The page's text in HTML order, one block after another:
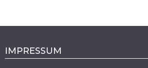
IMPRESSUM